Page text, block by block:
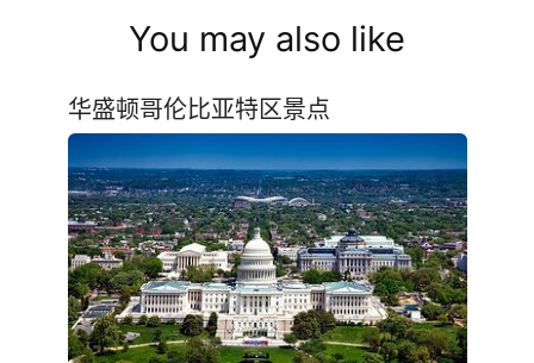
You may also like
华盛顿哥伦比亚特区景点